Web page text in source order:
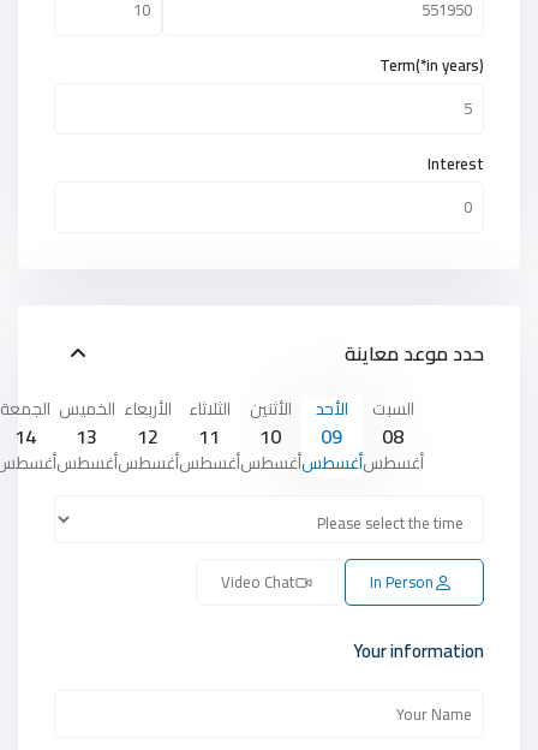
Term(*in years)
Interest
حدد موعد معاينة
السبت
08
أغسطس
الأحد
09
أغسطس
الأثنين
10
أغسطس
الثلاثاء
11
أغسطس
الأربعاء
12
أغسطس
الخميس
13
أغسطس
الجمعة
14
In Person
Video Chat
Your information